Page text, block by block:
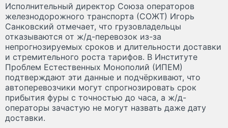
Исполнительный директор Союза операторов
железнодорожного транспорта (СОЖТ) Игорь
Санковский отмечает, что грузовладельцы
отказываются от ж/д-перевозок из-за
непрогнозируемых сроков и длительности доставки
и стремительного роста тарифов. В Институте
Проблем Естественных Монополий (ИПЕМ)
подтверждают эти данные и подчёркивают, что
автоперевозчики могут спрогнозировать срок
прибытия фуры с точностью до часа, а ж/д-
операторы зачастую не могут назвать даже дату
доставки.